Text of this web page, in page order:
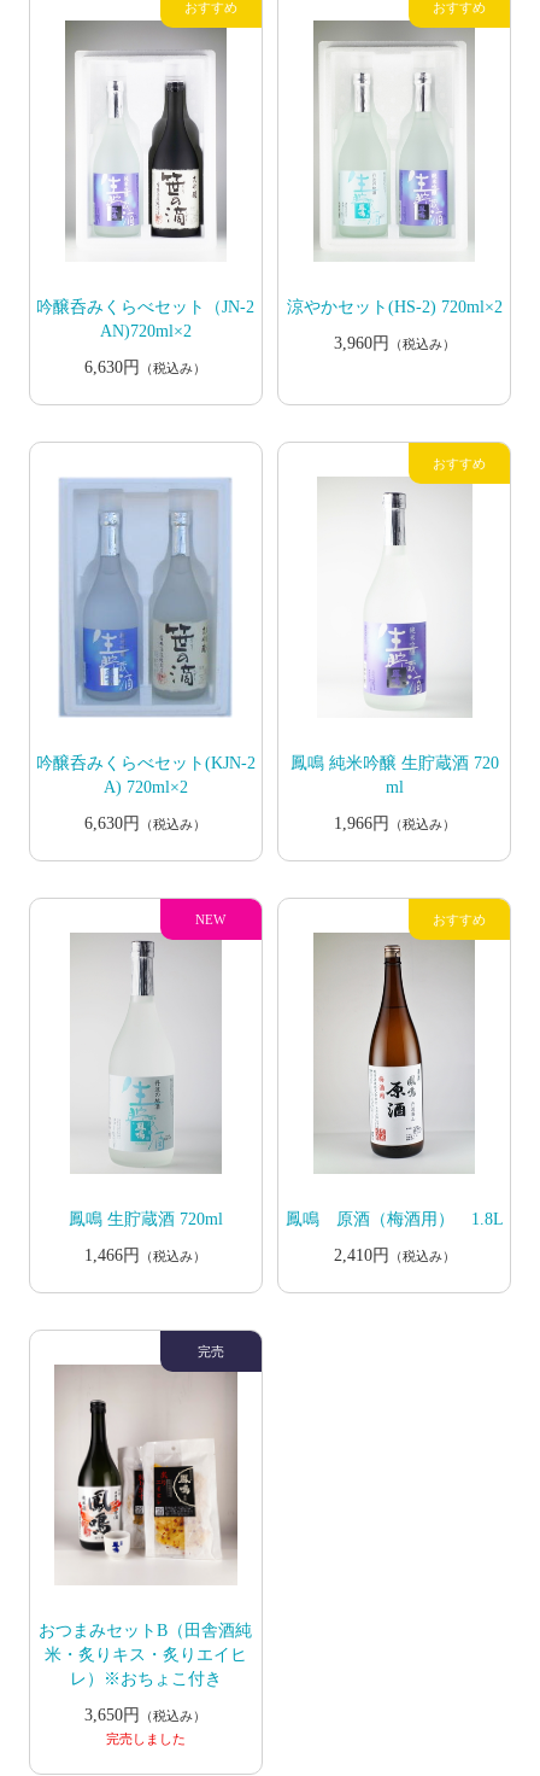
吟醸呑みくらべセット（JN-2
AN)720ml×2
6,630円
（税込み）
涼やかセット(HS-2) 720ml×2
3,960円
（税込み）
吟醸呑みくらべセット(KJN-2
A) 720ml×2
6,630円
（税込み）
鳳鳴 純米吟醸 生貯蔵酒 720
ml
1,966円
（税込み）
鳳鳴 生貯蔵酒 720ml
1,466円
（税込み）
鳳鳴 原酒（梅酒用） 1.8L
2,410円
（税込み）
おつまみセットB（田舎酒純
米・炙りキス・炙りエイヒ
レ）※おちょこ付き
3,650円
（税込み）
完売しました